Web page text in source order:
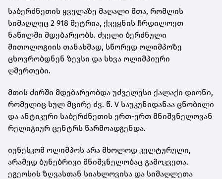
საბერძნეთის ყველაზე მაღალი მთა, რომლის
სიმაღლეც 2 918 მეტრია, ქვეყნის ჩრდილოეთ
ნაწილში მდებარეობს. ძველი ბერძნული
მითოლოგიის თანახმად, სწორედ ოლიმპოზე
ცხოვრობდნენ ზევსი და სხვა ოლიმპიური
ღმერთები.
მთის ძირში მდებარეობდა უძველესი ქალაქი დიონი,
რომელიც სულ მცირე ძვ. წ. V საუკუნიდანაა ცნობილი
და ანტიკური საბერძნეთის ერთ-ერთ მნიშვნელოვან
რელიგიურ ცენტრს წარმოადგენდა.
იუნესკომ ოლიმპოს არა მხოლოდ კულტურული,
არამედ ბუნებრივი მნიშვნელობაც გამოკვეთა.
ეგეოსის ზღვასთან სიახლოვისა და სიმაღლეთა